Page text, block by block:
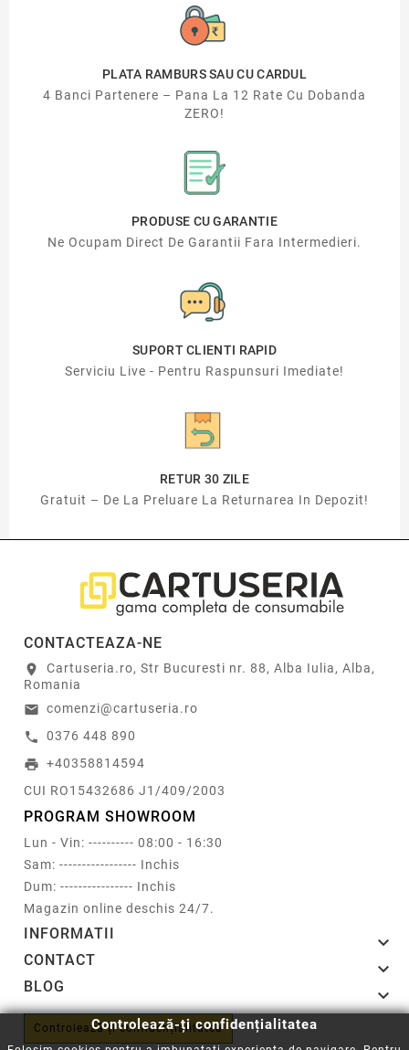
PLATA RAMBURS SAU CU CARDUL
4 Banci Partenere – Pana La 12 Rate Cu Dobanda
ZERO!
PRODUSE CU GARANTIE
Ne Ocupam Direct De Garantii Fara Intermedieri.
SUPORT CLIENTI RAPID
Serviciu Live - Pentru Raspunsuri Imediate!
RETUR 30 ZILE
Gratuit – De La Preluare La Returnarea In Depozit!
CONTACTEAZA-NE
location_on
Cartuseria.ro, Str Bucuresti nr. 88, Alba Iulia, Alba,
Romania
email comenzi@cartuseria.ro
call 0376 448 890
print +40358814594
CUI RO15432686 J1/409/2003
PROGRAM SHOWROOM
Lun - Vin: ---------- 08:00 - 16:30
Sam: ----------------- Inchis
Dum: ---------------- Inchis
Magazin online deschis 24/7.
INFORMATII 
CONTACT 
BLOG 
Controlează-ți confidențialitatea
Controlează-ți confidențialitatea